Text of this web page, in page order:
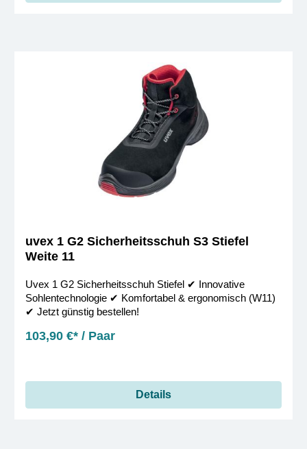
uvex 1 G2 Sicherheitsschuh S3 Stiefel
Weite 11
Uvex 1 G2 Sicherheitsschuh Stiefel ✔︎ Innovative
Sohlentechnologie ✔︎ Komfortabel & ergonomisch (W11)
✔︎ Jetzt günstig bestellen!
103,90 €* / Paar
Details